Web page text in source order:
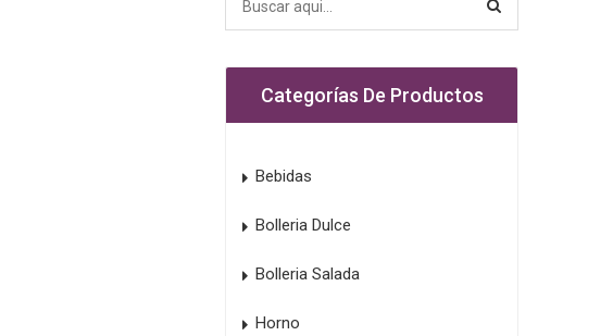
Categorías De Productos
Bebidas
Bolleria Dulce
Bolleria Salada
Horno